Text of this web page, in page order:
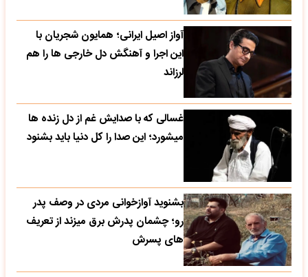
آواز اصیل ایرانی؛ همایون شجریان با
این اجرا و آهنگش دل خارجی ها را هم
لرزاند
غسالی که با صدایش غم از دل زنده ها
میشورد؛ این صدا را کل دنیا باید بشنود
بشنوید آوازخوانی مردی در وصف پدر
رو؛ چشمان پدرش برق میزند از تعریف
های پسرش